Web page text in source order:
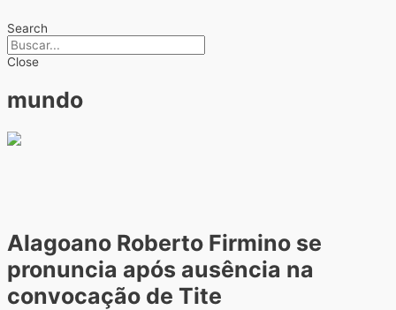
Search
Close
mundo
Alagoano Roberto Firmino se
pronuncia após ausência na
convocação de Tite